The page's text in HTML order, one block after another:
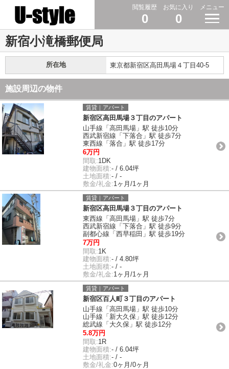
閲覧履歴
0
お気に入り
0
メニュー
新宿小滝橋郵便局
所在地 東京都新宿区高田馬場４丁目40-5
施設周辺の物件
賃貸｜アパート
新宿区高田馬場３丁目のアパート
山手線「高田馬場」駅 徒歩10分
西武新宿線「下落合」駅 徒歩7分
東西線「落合」駅 徒歩17分
6万円
間取:1DK
建物面積:- / 6.04坪
土地面積:- / -
敷金/礼金:1ヶ月/1ヶ月
賃貸｜アパート
新宿区高田馬場３丁目のアパート
東西線「高田馬場」駅 徒歩7分
西武新宿線「下落合」駅 徒歩9分
副都心線「西早稲田」駅 徒歩19分
7万円
間取:1K
建物面積:- / 4.80坪
土地面積:- / -
敷金/礼金:1ヶ月/1ヶ月
賃貸｜アパート
新宿区百人町３丁目のアパート
山手線「高田馬場」駅 徒歩10分
山手線「新大久保」駅 徒歩12分
総武線「大久保」駅 徒歩12分
5.8万円
間取:1R
建物面積:- / 6.04坪
土地面積:- / -
敷金/礼金:0ヶ月/0ヶ月